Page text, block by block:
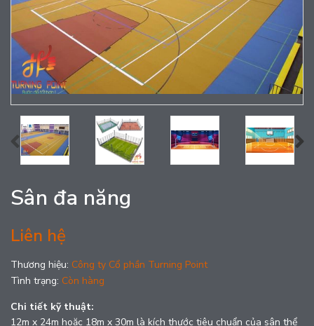
Sân đa năng
Liên hệ
Thương hiệu: Công ty Cổ phần Turning Point
Tình trạng: Còn hàng
Chi tiết kỹ thuật:
12m x 24m hoặc 18m x 30m là kích thước tiêu chuẩn của sân thể